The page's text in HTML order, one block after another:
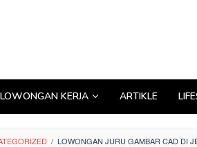
LOWONGAN KERJA ARTIKLE
/ LOWONGAN JURU GAMBAR CAD DI